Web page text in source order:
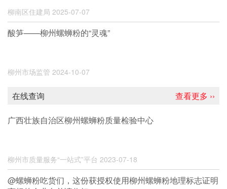
柳南区住建局 2025-07-07
酸笋——柳州螺蛳粉的“灵魂”
柳州市场监管 2024-10-07
查看更多 ››
在线查询
广西壮族自治区柳州螺蛳粉质量检验中心
柳州市质量服务“一站式”平台 2023-07-18
@螺蛳粉吃货们，这份获授权使用柳州螺蛳粉地理标志证明